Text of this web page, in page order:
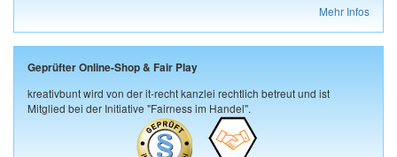
Mehr Infos
Geprüfter Online-Shop & Fair Play
kreativbunt wird von der it-recht kanzlei rechtlich betreut und ist
Mitglied bei der Initiative "Fairness im Handel".